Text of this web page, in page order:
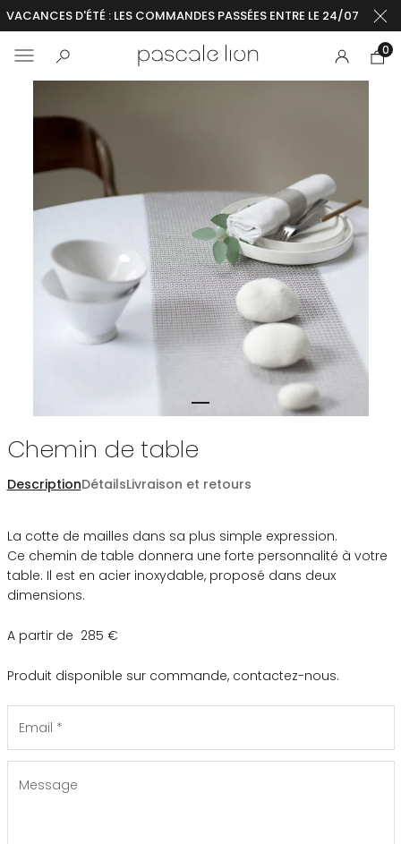
VACANCES D'ÉTÉ : LES COMMANDES PASSÉES ENTRE LE 24/07 ET
0
Chemin de table
DescriptionDétailsLivraison et retours
La cotte de mailles dans sa plus simple expression.
Ce chemin de table donnera une forte personnalité à votre
table. Il est en acier inoxydable, proposé dans deux
dimensions.
A partir de 285 €
Produit disponible sur commande, contactez-nous.